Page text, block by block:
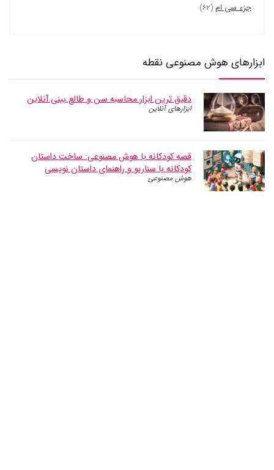
جزء سی ام (۶۲)
ابزارهای هوش مصنوعی نقطه
دقیق ترین ابزار محاسبه سن و طالع بینی آنلاین
ابزارهای آنلاین
قصه کودکانه با هوش مصنوعی: ساخت داستان
کودکانه با سناریو و راهنمای داستان نویسی
هوش مصنوعی